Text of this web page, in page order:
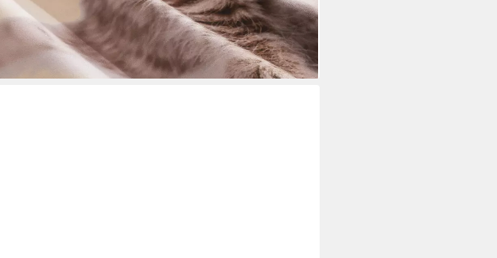
lieferbar - in 1-2 Werktagen bei dir